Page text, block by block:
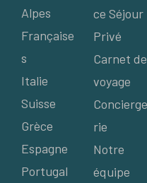
Alpes
Française
s
Italie
Suisse
Grèce
Espagne
Portugal
ce Séjour
Privé
Carnet de
voyage
Concierge
rie
Notre
équipe